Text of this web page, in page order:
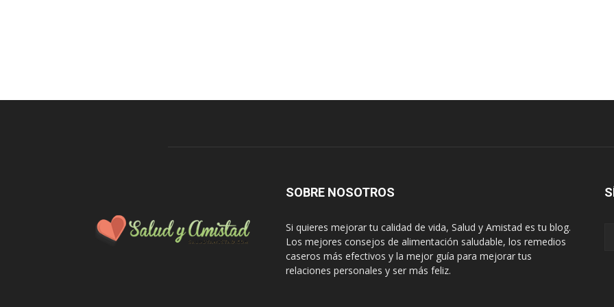
SOBRE NOSOTROS
Si quieres mejorar tu calidad de vida, Salud y Amistad es tu blog.
Los mejores consejos de alimentación saludable, los remedios
caseros más efectivos y la mejor guía para mejorar tus
relaciones personales y ser más feliz.